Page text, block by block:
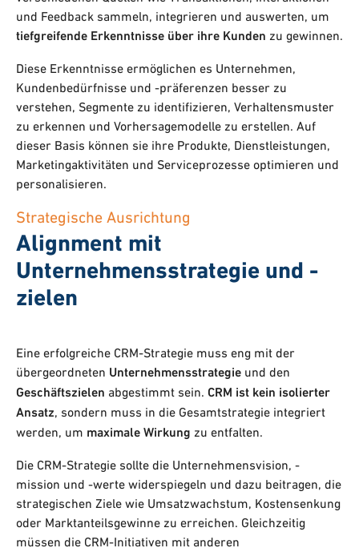
und Feedback sammeln, integrieren und auswerten, um
tiefgreifende Erkenntnisse über ihre Kunden zu gewinnen.
Diese Erkenntnisse ermöglichen es Unternehmen,
Kundenbedürfnisse und -präferenzen besser zu
verstehen, Segmente zu identifizieren, Verhaltensmuster
zu erkennen und Vorhersagemodelle zu erstellen. Auf
dieser Basis können sie ihre Produkte, Dienstleistungen,
Marketingaktivitäten und Serviceprozesse optimieren und
personalisieren.
Strategische Ausrichtung
Alignment mit
Unternehmensstrategie und -
zielen
Eine erfolgreiche CRM-Strategie muss eng mit der
übergeordneten Unternehmensstrategie und den
Geschäftszielen abgestimmt sein. CRM ist kein isolierter
Ansatz, sondern muss in die Gesamtstrategie integriert
werden, um maximale Wirkung zu entfalten.
Die CRM-Strategie sollte die Unternehmensvision, -
mission und -werte widerspiegeln und dazu beitragen, die
strategischen Ziele wie Umsatzwachstum, Kostensenkung
oder Marktanteilsgewinne zu erreichen. Gleichzeitig
müssen die CRM-Initiativen mit anderen